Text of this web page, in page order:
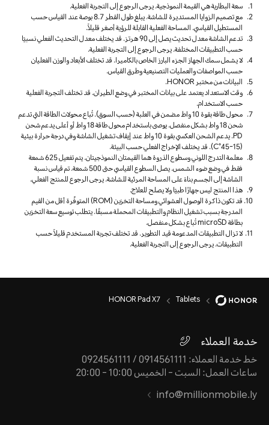
سعة البطارية هي القيمة النموذجية. يرجى الرجوع إلى التجربة الفعلية.
مع تصميم الزوايا المستديرة للشاشة، يبلغ طول القطر 8.7 بوصة عند القياس حسب
المستطيل القياسي. المساحة الفعلية القابلة للرؤية أصغر قليلاً.
تدعم الشاشة معدل تحديث يصل إلى 90 هرتز. قد يختلف معدل التحديث الفعلي نسبيًا
حسب التطبيقات المختلفة. يرجى الرجوع إلى التجربة الفعلية.
لا يشمل سمك الجهاز الجزء البارز الخاص بالكاميرا. قد تختلف الأبعاد والوزن الفعليان
حسب المواصفات والعمليات التصنيعية وطرق القياس.
البيانات من مختبر HONOR.
وقت الاستعداد يعتمد على بيانات المختبر في وضع الطيران. قد تختلف التجربة الفعلية
حسب الاستخدام.
محول طاقة بقوة 10 واط مضمن في العلبة (حسب السوق). تُباع محولات الطاقة التي تدعم
شحن 18 واط بشكل منفصل. يوصى باستخدام محول طاقة 18 واط أو أعلى يدعم شحن
PD. يدعم الشحن العكسي بقوة 10 واط عند إيقاف تشغيل الشاشة وفي درجة حرارة بيئية
(15-45°C). قد يختلف الإخراج الفعلي حسب البيئة.
معلمة التدرج اللوني وسطوع الذروة هما القيمتان النموذجيتان. يتم تفعيل 625 شمعة
فقط في وضع ضوء الشمس. يصل السطوع القياسي حتى 500 شمعة. تم قياس نسبة
الشاشة إلى الجسم بناءً على المساحة المرئية للشاشة. يرجى الرجوع للمنتج الفعلي.
هذا المنتج ليس جهازًا طبيًا ولا يصلح للعلاج.
قد تكون ذاكرة الوصول العشوائي ومساحة التخزين (ROM) المتوفّرة أقل من القيم
المدرجة بسبب تشغيل النظام والتطبيقات المحملة مسبقًا. يتطلب توسيع سعة التخزين
بطاقة microSD تُباع بشكل منفصل.
لا تزال التطبيقات المدعومة قيد التطوير. قد تختلف تجربة المستخدم قليلاً حسب
التطبيقات. يرجى الرجوع إلى التجربة الفعلية.
Tablets
HONOR Pad X7
خدمة العملاء
خط خدمة العملاء: 0914561111 / 0924561111
ساعات العمل: السبت - الخميس 10:00 - 20:00
info@millionmobile.ly